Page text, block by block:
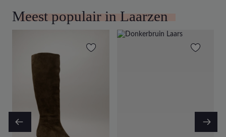
Meest populair in Laarzen